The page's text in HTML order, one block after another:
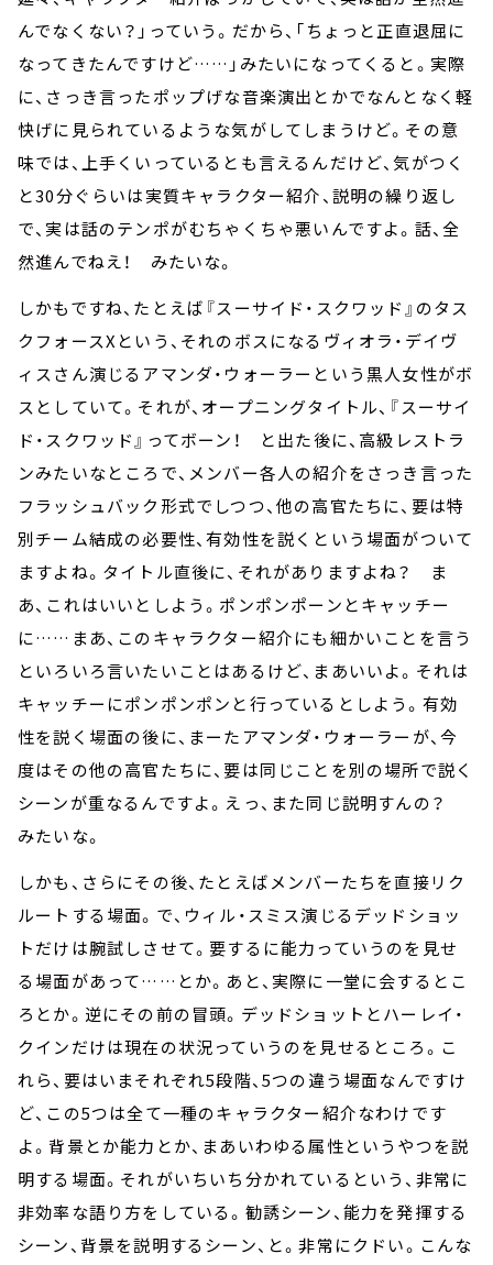
んでなくない？」っていう。だから、「ちょっと正直退屈に
なってきたんですけど……」みたいになってくると。実際
に、さっき言ったポップげな音楽演出とかでなんとなく軽
快げに見られているような気がしてしまうけど。その意
味では、上手くいっているとも言えるんだけど、気がつく
と30分ぐらいは実質キャラクター紹介、説明の繰り返し
で、実は話のテンポがむちゃくちゃ悪いんですよ。話、全
然進んでねえ！ みたいな。
しかもですね、たとえば『スーサイド・スクワッド』のタス
クフォースXという、それのボスになるヴィオラ・デイヴ
ィスさん演じるアマンダ・ウォーラーという黒人女性がボ
スとしていて。それが、オープニングタイトル、『スーサイ
ド・スクワッド』ってボーン！ と出た後に、高級レストラ
ンみたいなところで、メンバー各人の紹介をさっき言った
フラッシュバック形式でしつつ、他の高官たちに、要は特
別チーム結成の必要性、有効性を説くという場面がついて
ますよね。タイトル直後に、それがありますよね？ ま
あ、これはいいとしよう。ポンポンポーンとキャッチー
に……まあ、このキャラクター紹介にも細かいことを言う
といろいろ言いたいことはあるけど、まあいいよ。それは
キャッチーにポンポンポンと行っているとしよう。有効
性を説く場面の後に、まーたアマンダ・ウォーラーが、今
度はその他の高官たちに、要は同じことを別の場所で説く
シーンが重なるんですよ。えっ、また同じ説明すんの？
みたいな。
しかも、さらにその後、たとえばメンバーたちを直接リク
ルートする場面。で、ウィル・スミス演じるデッドショッ
トだけは腕試しさせて。要するに能力っていうのを見せ
る場面があって……とか。あと、実際に一堂に会するとこ
ろとか。逆にその前の冒頭。デッドショットとハーレイ・
クインだけは現在の状況っていうのを見せるところ。こ
れら、要はいまそれぞれ5段階、5つの違う場面なんですけ
ど、この5つは全て一種のキャラクター紹介なわけです
よ。背景とか能力とか、まあいわゆる属性というやつを説
明する場面。それがいちいち分かれているという、非常に
非効率な語り方をしている。勧誘シーン、能力を発揮する
シーン、背景を説明するシーン、と。非常にクドい。こんな